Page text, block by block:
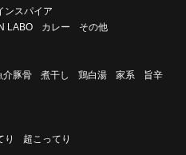
ンスパイア
LABO カレー その他
介豚骨 煮干し 鶏白湯 家系
旨辛
り 超こってり